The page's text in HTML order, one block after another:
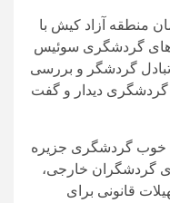
منطقه آزاد کیش با
های گردشگری سوئیس
گردشگر و بررسی
گردشگری دیدار و گفت
خوب گردشگری جزیره
گردشگران خارجی،
قانونی برای